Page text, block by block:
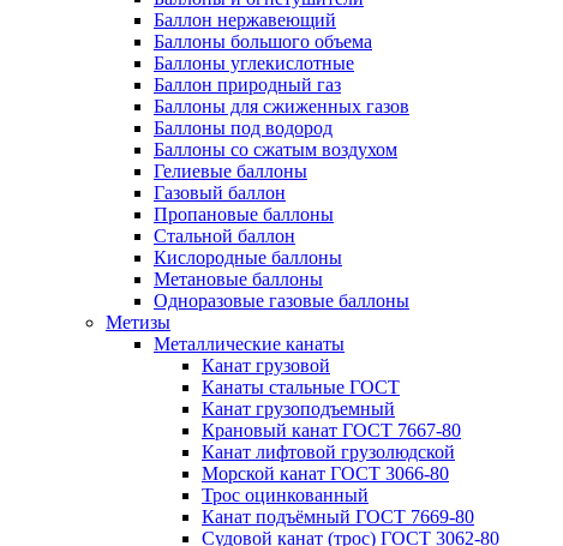
Баллон нержавеющий
Баллоны большого объема
Баллоны углекислотные
Баллон природный газ
Баллоны для сжиженных газов
Баллоны под водород
Баллоны со сжатым воздухом
Гелиевые баллоны
Газовый баллон
Пропановые баллоны
Стальной баллон
Кислородные баллоны
Метановые баллоны
Одноразовые газовые баллоны
Метизы
Металлические канаты
Канат грузовой
Канаты стальные ГОСТ
Канат грузоподъемный
Крановый канат ГОСТ 7667-80
Канат лифтовой грузолюдской
Морской канат ГОСТ 3066-80
Трос оцинкованный
Канат подъёмный ГОСТ 7669-80
Судовой канат (трос) ГОСТ 3062-80